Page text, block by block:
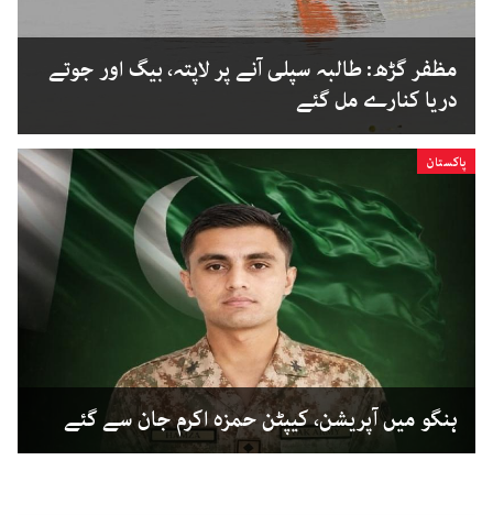
مظفر گڑھ: طالبہ سپلی آنے پر لاپتہ، بیگ اور جوتے
دریا کنارے مل گئے
پاکستان
ہنگو میں آپریشن، کیپٹن حمزہ اکرم جان سے گئے